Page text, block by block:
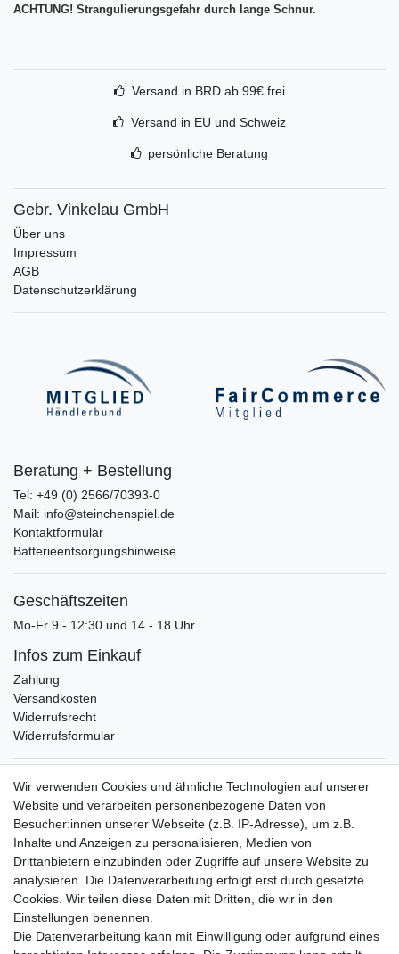
ACHTUNG! Strangulierungsgefahr durch lange Schnur.
Versand in BRD ab 99€ frei
Versand in EU und Schweiz
persönliche Beratung
Gebr. Vinkelau GmbH
Über uns
Impressum
AGB
Datenschutzerklärung
Beratung + Bestellung
Tel: +49 (0) 2566/70393-0
Mail: info@steinchenspiel.de
Kontaktformular
Batterieentsorgungshinweise
Geschäftszeiten
Mo-Fr 9 - 12:30 und 14 - 18 Uhr
Infos zum Einkauf
Zahlung
Versandkosten
Widerrufsrecht
Widerrufsformular
Verpackungslizenz
bei der Landbell AG
Zahlungsarten
Vorabüberweisung
Rechnungskauf
Zahlung bei Abholung
PayPal (inkl. Kreditkarten)
Wir verwenden Cookies und ähnliche Technologien auf unserer
Website und verarbeiten personenbezogene Daten von
Besucher:innen unserer Webseite (z.B. IP-Adresse), um z.B.
Inhalte und Anzeigen zu personalisieren, Medien von
Drittanbietern einzubinden oder Zugriffe auf unsere Website zu
analysieren. Die Datenverarbeitung erfolgt erst durch gesetzte
Cookies. Wir teilen diese Daten mit Dritten, die wir in den
Einstellungen benennen.
Die Datenverarbeitung kann mit Einwilligung oder aufgrund eines